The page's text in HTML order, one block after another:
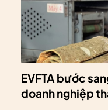
EVFTA bước
doanh nghiệp